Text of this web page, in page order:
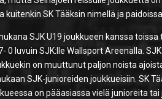
kuitenkin SK Tääksin nimellä ja
SJK U19 joukkueen kanssa
0 luvuin SJK:lle Wallsport Areenalla.
on muuttunut paljon noista
SJK-junioreiden joukkueisiin. SK
on pääasiassa vielä junioreita